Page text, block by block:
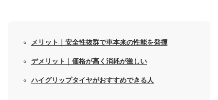
メリット｜安全性抜群で車本来の性能を発揮
デメリット｜価格が高く消耗が激しい
ハイグリップタイヤがおすすめできる人